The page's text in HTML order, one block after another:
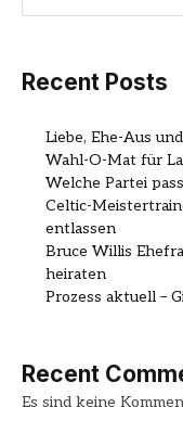
Recent Posts
Liebe, Ehe-Aus
Wahl-O-Mat für
Welche Partei
Celtic-
entlassen
Bruce Willis
heiraten
Prozess aktuell –
Recent
Es sind keine